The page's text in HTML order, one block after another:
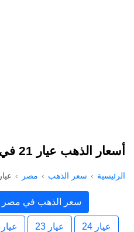
أسعار الذهب عيار 21 في مصر اليوم
الرئيسية سعر الذهب مصر عيار 21
سعر الذهب في مصر
عيار 24 عيار 23 عيار 22